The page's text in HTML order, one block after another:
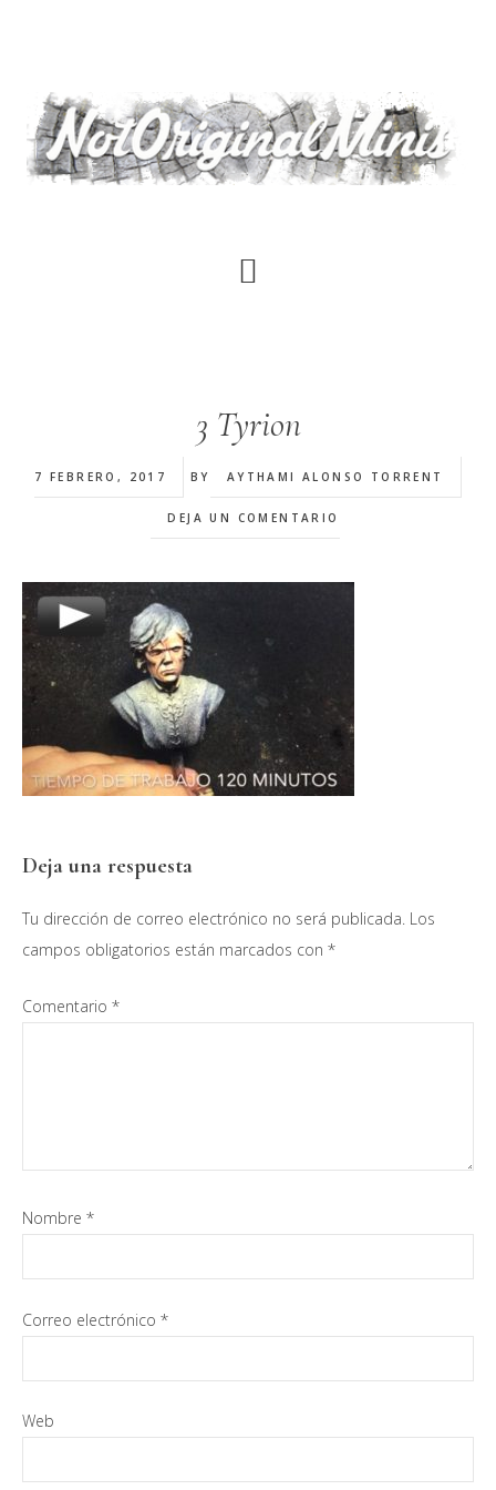
principal
3 Tyrion
7 FEBRERO, 2017 BY AYTHAMI ALONSO TORRENT
DEJA UN COMENTARIO
Interacciones
los
Deja una respuesta
Tu dirección de correo electrónico no será publicada. Los
campos obligatorios están marcados con *
Comentario *
Nombre *
Correo electrónico *
Web